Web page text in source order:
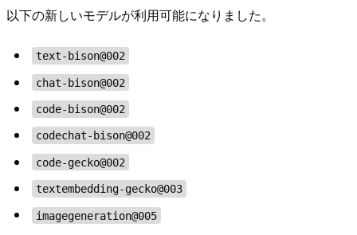
以下の新しいモデルが利用可能になりました。
text-bison@002
chat-bison@002
code-bison@002
codechat-bison@002
code-gecko@002
textembedding-gecko@003
imagegeneration@005